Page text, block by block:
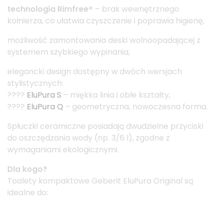
technologia Rimfree® – brak wewnętrznego
kołnierza, co ułatwia czyszczenie i poprawia higienę,
możliwość zamontowania deski wolnoopadającej z
systemem szybkiego wypinania,
elegancki design dostępny w dwóch wersjach
stylistycznych:
???? EluPura S – miękka linia i obłe kształty,
???? EluPura Q – geometryczna, nowoczesna forma.
Spłuczki ceramiczne posiadają dwudzielne przyciski
do oszczędzania wody (np. 3/6 l), zgodne z
wymaganiami ekologicznymi.
Dla kogo?
Toalety kompaktowe Geberit EluPura Original są
idealne do: